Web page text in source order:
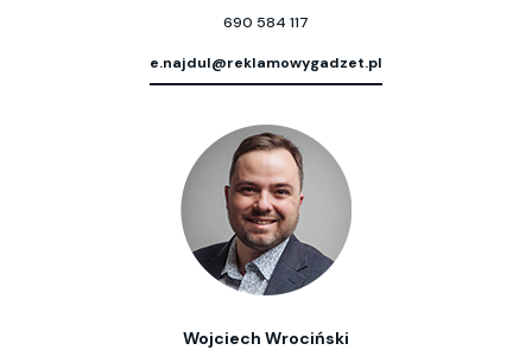
690 584 117
e.najdul@reklamowygadzet.pl
Wojciech Wrociński